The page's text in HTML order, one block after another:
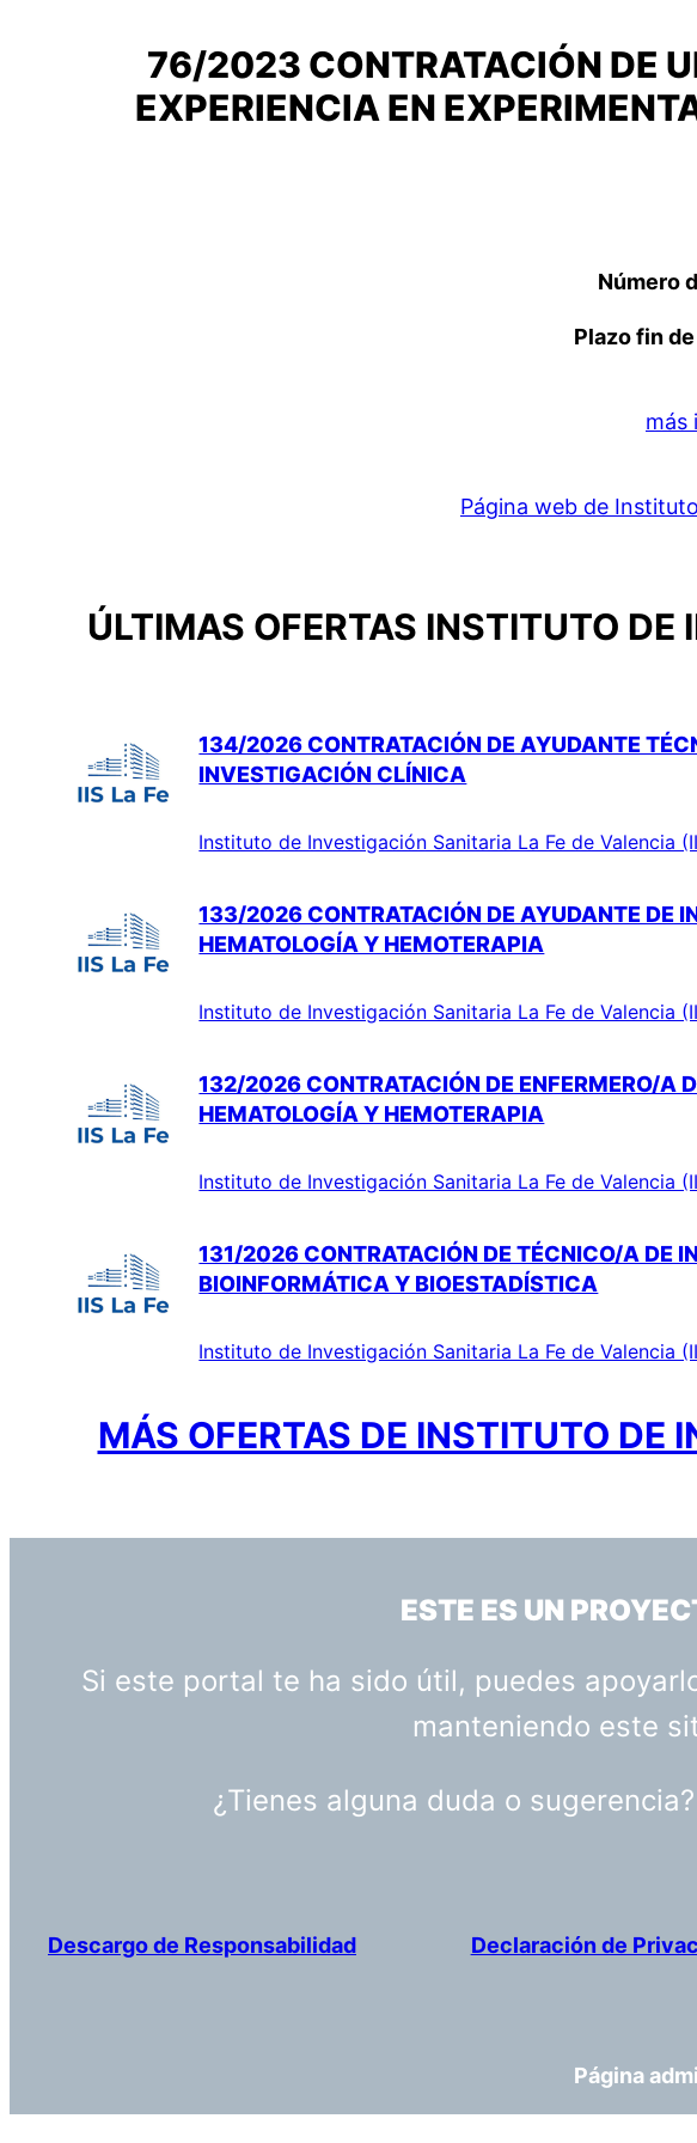
76/2023 CONTRATACIÓN DE
EXPERIENCIA EN
Número
Plazo fin
más
Página web de
ÚLTIMAS OFERTAS INSTITUTO
134/2026 CONTRATACIÓN DE AYUDANTE
INVESTIGACIÓN CLÍNICA
Instituto de Investigación Sanitaria La Fe de Valencia
133/2026 CONTRATACIÓN DE AYUDANTE DE
HEMATOLOGÍA Y HEMOTERAPIA
Instituto de Investigación Sanitaria La Fe de Valencia
132/2026 CONTRATACIÓN DE ENFERMERO/A
HEMATOLOGÍA Y HEMOTERAPIA
Instituto de Investigación Sanitaria La Fe de Valencia
131/2026 CONTRATACIÓN DE TÉCNICO/A DE
BIOINFORMÁTICA Y BIOESTADÍSTICA
Instituto de Investigación Sanitaria La Fe de Valencia
MÁS OFERTAS DE INSTITUTO DE
ESTE ES UN
Si este portal te ha sido útil, puedes
manteniendo este
¿Tienes alguna duda o
Descargo de Responsabilidad Declaración de
Página